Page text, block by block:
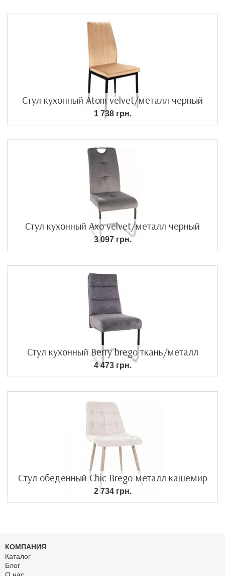
Стул кухонный Atom velvet/металл черный
1 738 грн.
Стул кухонный Axo velvet/металл черный
3 097 грн.
Стул кухонный Berry brego ткань/металл
4 473 грн.
Стул обеденный Chic Brego металл кашемир
2 734 грн.
КОМПАНИЯ
Каталог
Блог